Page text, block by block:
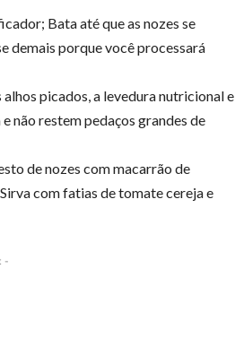
Bata até que as nozes se
demais porque você processará
picados, a levedura nutricional e
não restem pedaços grandes de
de nozes com macarrão de
com fatias de tomate cereja e
-